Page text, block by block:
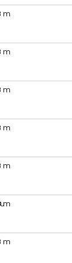
m
m
m
m
m
m
m